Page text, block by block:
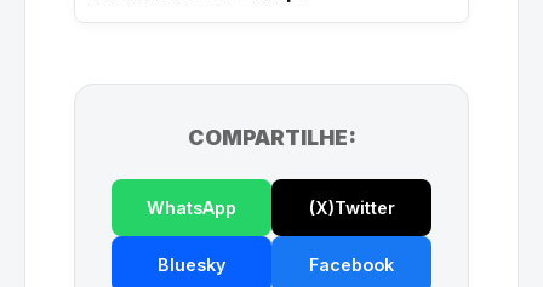
COMPARTILHE:
WhatsApp (X)Twitter
Bluesky Facebook